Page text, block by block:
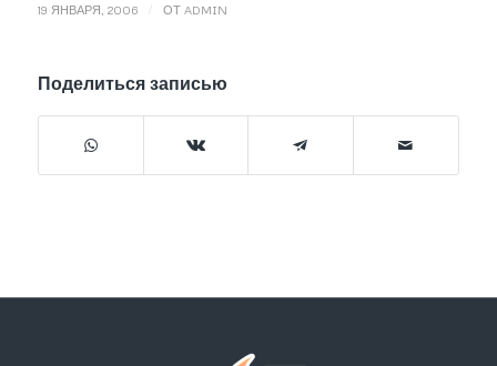
19 ЯНВАРЯ, 2006 ОТ ADMIN
Поделиться записью